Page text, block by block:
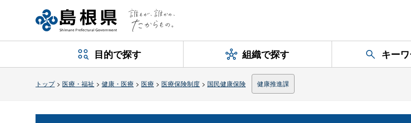
目的で探す 組織で探す キー
トップ> 医療・福祉 > 健康・医療 > 医療 > 医療保険制度 > 国民健康保険 健康推進課